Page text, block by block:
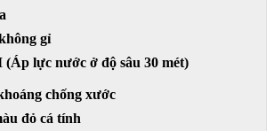
gỉ
(Áp lực nước ở độ sâu 30 mét)
chống xước
đỏ cá tính